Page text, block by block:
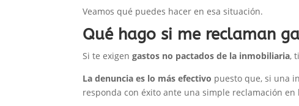
Veamos qué puedes hacer en esa situación.
Qué hago si me reclaman
Si te exigen gastos no pactados de la inmobiliaria,
La denuncia es lo más efectivo puesto que, si una
responda con éxito ante una simple reclamación en